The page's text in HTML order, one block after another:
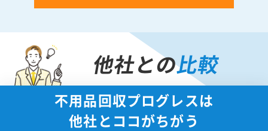
他社との比較
不用品回収プログレスは
他社とココがちがう